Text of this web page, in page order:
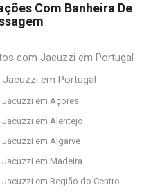
Com Banheira De
com Jacuzzi em Portugal
em Portugal
Jacuzzi em Açores
Jacuzzi em Alentejo
Jacuzzi em Algarve
Jacuzzi em Madeira
Jacuzzi em Região do Centro